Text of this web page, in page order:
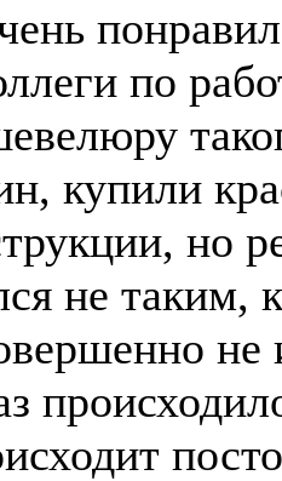
по
купили
но
не таким,
не